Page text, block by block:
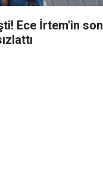
Ece İrtem'in son